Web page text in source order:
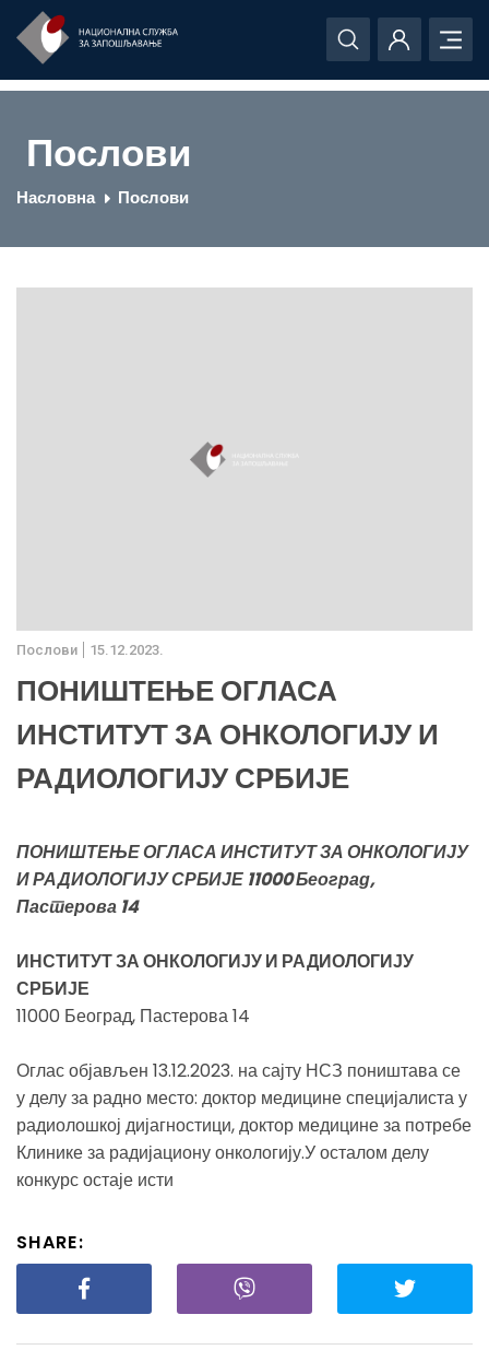
Послови
Насловна Послови
Послови 15.12.2023.
ПОНИШТЕЊЕ ОГЛАСА
ИНСТИТУТ ЗА ОНКОЛОГИЈУ И
РАДИОЛОГИЈУ СРБИЈЕ
ПОНИШТЕЊЕ ОГЛАСА ИНСТИТУТ ЗА ОНКОЛОГИЈУ
И РАДИОЛОГИЈУ СРБИЈЕ 11000 Београд,
Пастерова 14
ИНСТИТУТ ЗА ОНКОЛОГИЈУ И РАДИОЛОГИЈУ
СРБИЈЕ
11000 Београд, Пастерова 14
Оглас објављен 13.12.2023. на сајту НСЗ поништава се
у делу за радно место: доктор медицине специјалиста у
радиолошкој дијагностици, доктор медицине за потребе
Клинике за радијациону онкологију.У осталом делу
конкурс остаје исти
SHARE: